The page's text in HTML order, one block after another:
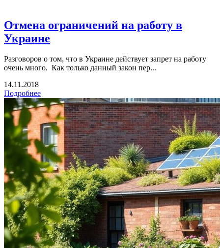
Отмена ограничений на работу в
Украине
Разговоров о том, что в Украине действует запрет на работу
очень много. Как только данный закон пер...
14.11.2018
Подробнее